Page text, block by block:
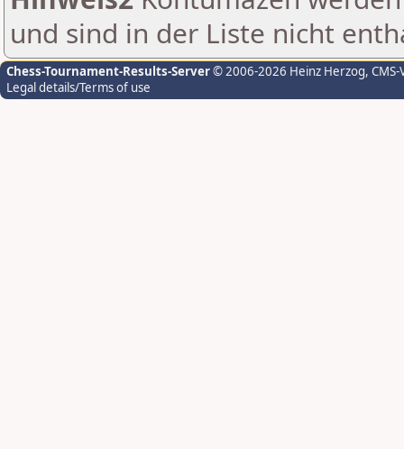
und sind in der Liste nicht
Chess-Tournament-Results-Server© 2006-2026 Heinz Herzog,
Legal details/Terms of use